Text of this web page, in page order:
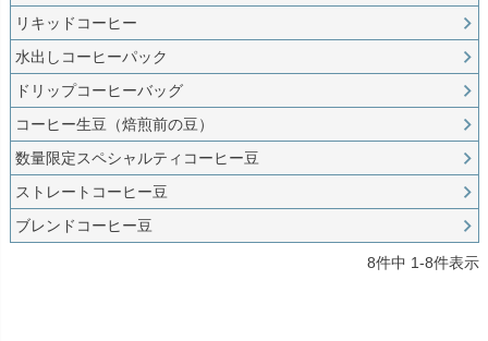
リキッドコーヒー
水出しコーヒーパック
ドリップコーヒーバッグ
コーヒー生豆（焙煎前の豆）
数量限定スペシャルティコーヒー豆
ストレートコーヒー豆
ブレンドコーヒー豆
8件中 1-8件表示